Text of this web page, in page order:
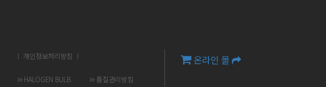
ㅣ 개인정보처리방침 ㅣ
HALOGEN BULB
품질관리방침
온라인 몰